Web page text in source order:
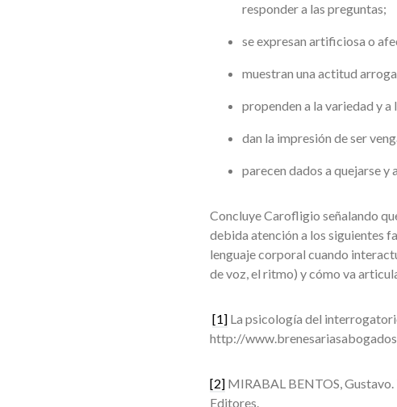
responder a las preguntas;
se expresan artificiosa o
muestran una actitud
propenden a la variedad y a
dan la impresión de ser
parecen dados a quejarse y
Concluye Carofligio señalando
debida atención a los siguientes
lenguaje corporal cuando
de voz, el ritmo) y cómo va
[1]La psicología del
http://
[2]MIRABAL BENTOS, Gustavo.
Editores.